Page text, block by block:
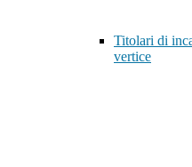
Titolari di
vertice